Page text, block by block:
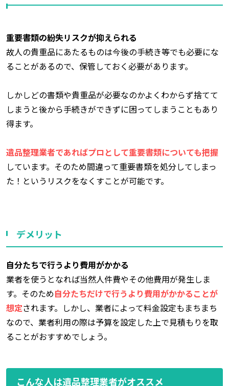
重要書類の紛失リスクが抑えられる
故人の貴重品にあたるものは今後の手続き等でも必要にな
ることがあるので、保管しておく必要があります。
しかしどの書類や貴重品が必要なのかよくわからず捨てて
しまうと後から手続きができずに困ってしまうこともあり
得ます。
遺品整理業者であればプロとして重要書類についても把握
しています。そのため間違って重要書類を処分してしまっ
た！というリスクをなくすことが可能です。
デメリット
自分たちで行うより費用がかかる
業者を使うとなれば当然人件費やその他費用が発生しま
す。そのため自分たちだけで行うより費用がかかることが
想定されます。しかし、業者によって料金設定もまちまち
なので、業者利用の際は予算を設定した上で見積もりを取
ることがおすすめでしょう。
こんな人は遺品整理業者がオススメ